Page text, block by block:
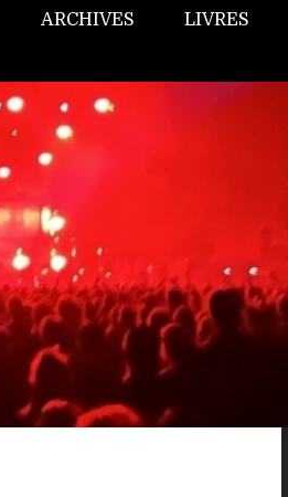
ARCHIVES LIVRES